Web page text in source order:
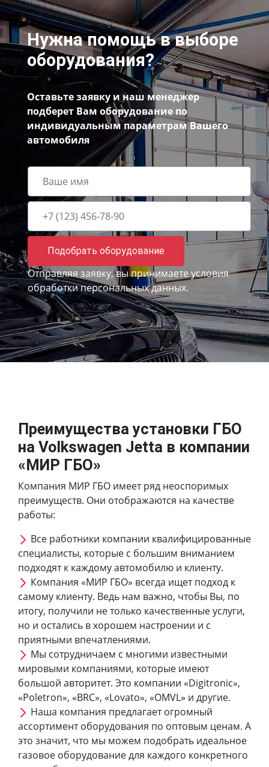
Нужна помощь в выборе
оборудования?
Оставьте заявку и наш менеджер
подберет Вам оборудование по
индивидуальным параметрам Вашего
автомобиля
Подобрать оборудование
Отправляя заявку, вы принимаете условия
обработки персональных данных.
Преимущества установки ГБО
на Volkswagen Jetta в компании
«МИР ГБО»
Компания МИР ГБО имеет ряд неоспоримых
преимуществ. Они отображаются на качестве
работы:
Все работники компании квалифицированные
специалисты, которые с большим вниманием
подходят к каждому автомобилю и клиенту.
Компания «МИР ГБО» всегда ищет подход к
самому клиенту. Ведь нам важно, чтобы Вы, по
итогу, получили не только качественные услуги,
но и остались в хорошем настроении и с
приятными впечатлениями.
Мы сотрудничаем с многими известными
мировыми компаниями, которые имеют
большой авторитет. Это компании «Digitronic»,
«Poletron», «BRC», «Lovato», «OMVL» и другие.
Наша компания предлагает огромный
ассортимент оборудования по оптовым ценам. А
это значит, что мы можем подобрать идеальное
газовое оборудование для каждого конкретного